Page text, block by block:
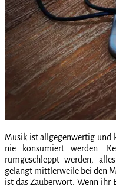
Musik ist allgegenwertig und
nie konsumiert werden.
rumgeschleppt werden,
gelangt mittlerweile bei den
ist das Zauberwort. Wenn ihr